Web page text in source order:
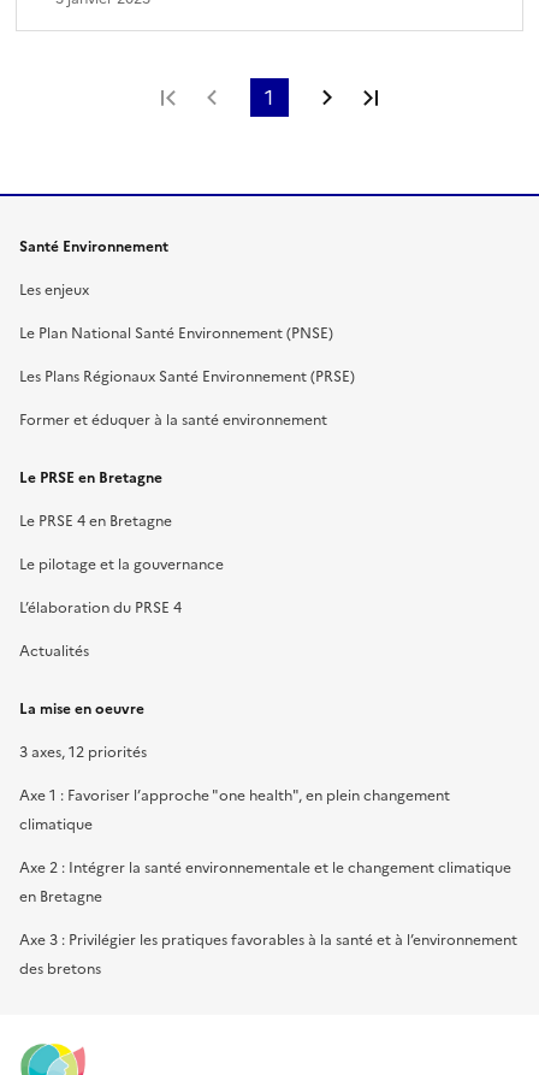
Première page
Page précédente
1 Page suivante
Santé Environnement
Les enjeux
Le Plan National Santé Environnement (PNSE)
Les Plans Régionaux Santé Environnement (PRSE)
Former et éduquer à la santé environnement
Le PRSE en Bretagne
Le PRSE 4 en Bretagne
Le pilotage et la gouvernance
L’élaboration du PRSE 4
Actualités
La mise en oeuvre
3 axes, 12 priorités
Axe 1 : Favoriser l’approche "one health", en plein changement
climatique
Axe 2 : Intégrer la santé environnementale et le changement climatique
en Bretagne
Axe 3 : Privilégier les pratiques favorables à la santé et à l’environnement
des bretons